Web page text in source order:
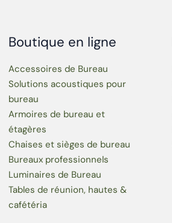
Boutique en ligne
Accessoires de Bureau
Solutions acoustiques pour
bureau
Armoires de bureau et
étagères
Chaises et sièges de bureau
Bureaux professionnels
Luminaires de Bureau
Tables de réunion, hautes &
cafétéria